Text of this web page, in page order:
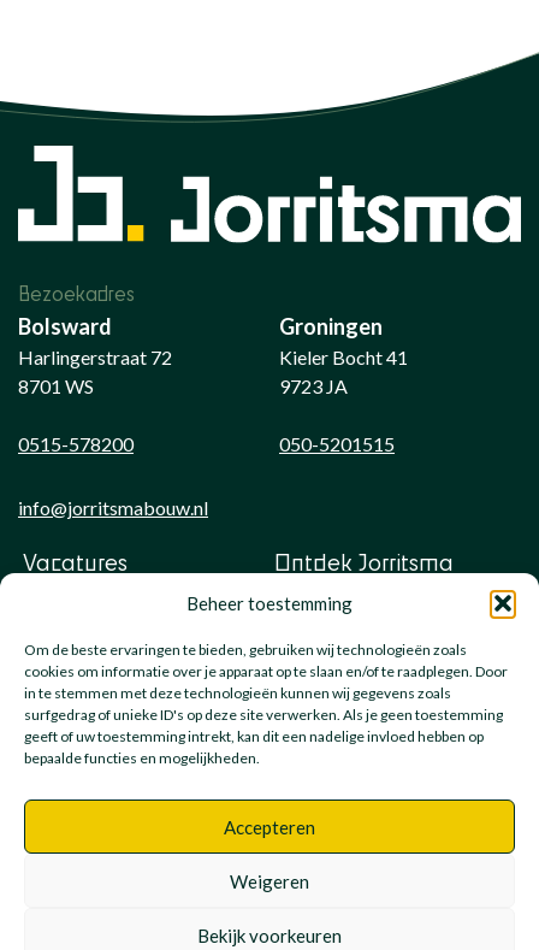
Beheer toestemming
Om de beste ervaringen te bieden, gebruiken wij technologieën zoals
cookies om informatie over je apparaat op te slaan en/of te raadplegen. Door
in te stemmen met deze technologieën kunnen wij gegevens zoals
surfgedrag of unieke ID's op deze site verwerken. Als je geen toestemming
geeft of uw toestemming intrekt, kan dit een nadelige invloed hebben op
bepaalde functies en mogelijkheden.
Accepteren
Weigeren
Bekijk voorkeuren
Bezoekadres
Bolsward
Harlingerstraat 72
8701 WS
0515-578200
Groningen
Kieler Bocht 41
9723 JA
050-5201515
info@jorritsmabouw.nl
Vacatures
Leren bij
KENNIS MAKEN?
Ontdek Jorritsma
Veelgestelde vragen
Nieuws
© Jorritsma Bouw - Alle rechten voorbehouden
IT support- Privacyverklaring